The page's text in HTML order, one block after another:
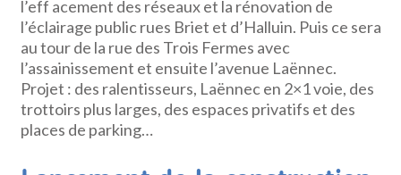
l’eff acement des réseaux et la rénovation de
l’éclairage public rues Briet et d’Halluin. Puis ce sera
au tour de la rue des Trois Fermes avec
l’assainissement et ensuite l’avenue Laënnec.
Projet : des ralentisseurs, Laënnec en 2×1 voie, des
trottoirs plus larges, des espaces privatifs et des
places de parking…